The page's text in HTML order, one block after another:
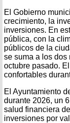
El Gobierno
crecimiento, la
inversiones. En
pública, con la
públicos de la
se suma a los
octubre pasado.
confortables
El Ayuntamiento
durante 2026, un
salud financiera
inversiones por